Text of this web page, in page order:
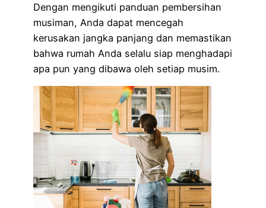
Dengan mengikuti panduan pembersihan
musiman, Anda dapat mencegah
kerusakan jangka panjang dan memastikan
bahwa rumah Anda selalu siap menghadapi
apa pun yang dibawa oleh setiap musim.